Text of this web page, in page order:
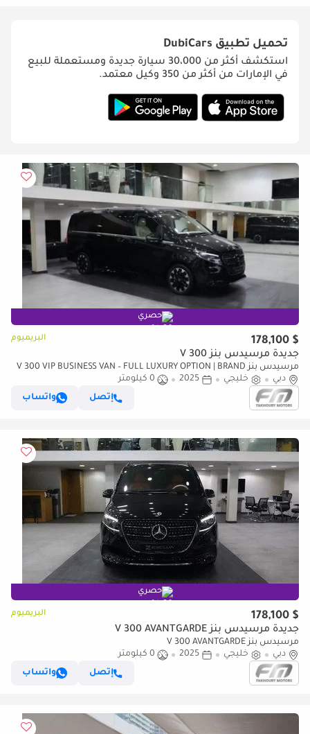
تحميل تطبيق DubiCars
استكشف أكثر من 30،000 سيارة جديدة ومستعملة للبيع
في الإمارات من أكثر من 350 وكيل معتمد.
حصري
$ 178,100 البريميوم
جديدة مرسيدس بنز V 300
مرسيدس بنز V 300 VIP BUSINESS VAN – FULL LUXURY OPTION | BRAND
NEW | GCC | 2025
دبي خليجي 2025
0 كيلومتر
إتصل
واتساب
حصري
$ 178,100 البريميوم
جديدة مرسيدس بنز V 300 AVANTGARDE
مرسيدس بنز V 300 AVANTGARDE
دبي
خليجي 2025
0 كيلومتر
إتصل
واتساب